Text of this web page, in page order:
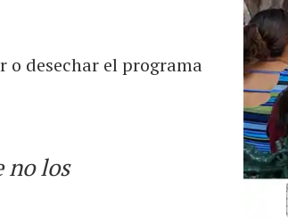
o desechar el programa
no los